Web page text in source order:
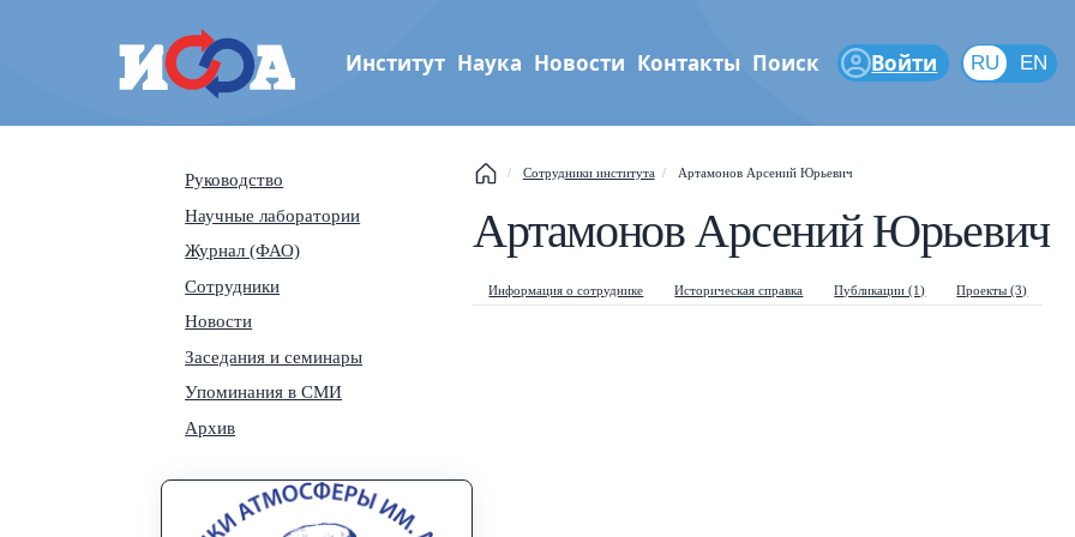
Институт физики атмосферы
Институт Наука Новости Контакты Поиск Войти RU EN
RU
Руководство
Научные лаборатории
Журнал (ФАО)
Сотрудники
Новости
Заседания и семинары
Упоминания в СМИ
Архив
Сотрудники института Артамонов Арсений Юрьевич
Артамонов Арсений Юрьевич
Информация о сотруднике Историческая справка Публикации (1) Проекты (3)
Search popup
← →